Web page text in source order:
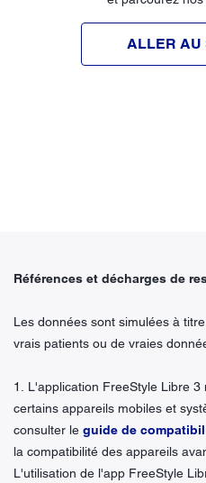
ALLER AU
Références et décharges de
Les données sont simulées à
vrais patients ou de vraies
1. L'application FreeStyle Libre
certains appareils mobiles et
consulter le guide de
la compatibilité des appareils
L'utilisation de l'app FreeStyle